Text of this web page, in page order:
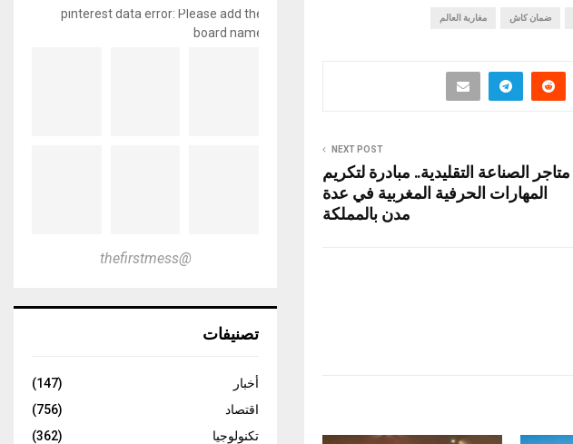
ضمان كاش مغاربة العالم
NEXT POST
متاجر الصناعة التقليدية.. مبادرة لتكريم
المهارات الحرفية المغربية في عدة
مدن بالمملكة
pinterest data error: Please add the
board name
@thefirstmess
تصنيفات
أخبار
(147)
اقتصاد
(756)
تكنولوجيا
(362)